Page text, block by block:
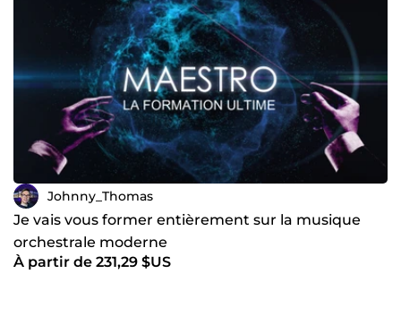
Johnny_Thomas
Je vais vous former entièrement sur la musique
orchestrale moderne
À partir de 231,29 $US